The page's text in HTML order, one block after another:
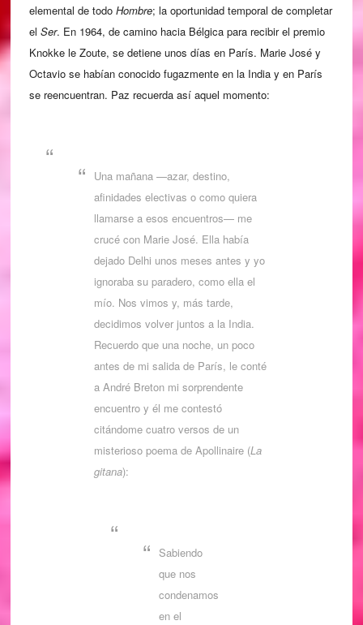
elemental de todo Hombre; la oportunidad temporal de completar
el Ser. En 1964, de camino hacia Bélgica para recibir el premio
Knokke le Zoute, se detiene unos días en París. Marie José y
Octavio se habían conocido fugazmente en la India y en París
se reencuentran. Paz recuerda así aquel momento:
Una mañana —azar, destino,
afinidades electivas o como quiera
llamarse a esos encuentros— me
crucé con Marie José. Ella había
dejado Delhi unos meses antes y yo
ignoraba su paradero, como ella el
mío. Nos vimos y, más tarde,
decidimos volver juntos a la India.
Recuerdo que una noche, un poco
antes de mi salida de París, le conté
a André Breton mi sorprendente
encuentro y él me contestó
citándome cuatro versos de un
misterioso poema de Apollinaire (La
gitana):
Sabiendo
que nos
condenamos
en el